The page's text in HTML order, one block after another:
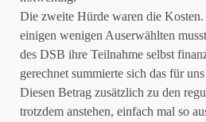
Die zweite Hürde waren die Kosten.
einigen wenigen Auserwählten
des DSB ihre Teilnahme selbst
gerechnet summierte sich das für
Diesen Betrag zusätzlich zu den
trotzdem anstehen, einfach mal so